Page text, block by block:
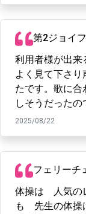
第2ジョイ
利用者様が出来
よく見て下さ
たです。歌に
しそうだったの
2025/08/22
フェリー
体操は 人気の
も 先生の体操